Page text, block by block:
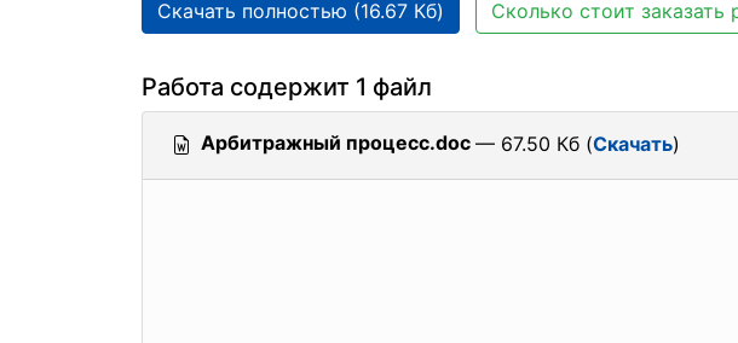
Скачать полностью (16.67 Кб) Сколько стоит заказать
Работа содержит 1 файл
Арбитражный процесс.doc — 67.50 Кб (Скачать)